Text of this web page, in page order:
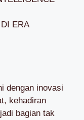
ERA
dengan inovasi
kehadiran
bagian tak